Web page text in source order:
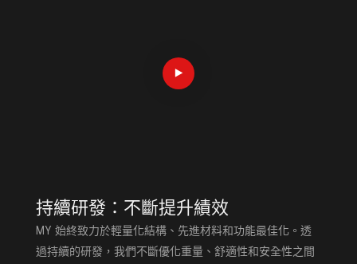
持續研發：不斷提升績效
MY 始終致力於輕量化結構、先進材料和功能最佳化。透
過持續的研發，我們不斷優化重量、舒適性和安全性之間